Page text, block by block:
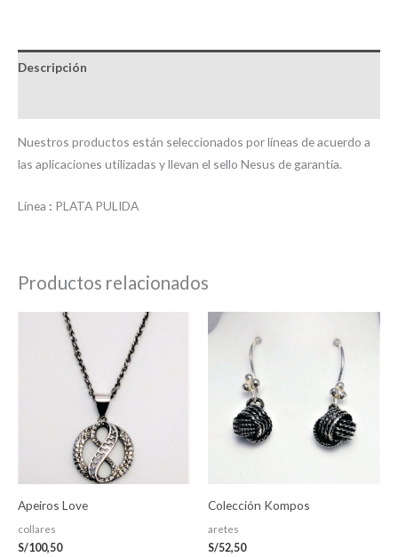
Descripción
Nuestros productos están seleccionados por líneas de acuerdo a
las aplicaciones utilizadas y llevan el sello Nesus de garantía.
Línea : PLATA PULIDA
Productos relacionados
Apeiros Love
collares
S/100,50
Colección Kompos
aretes
S/52,50